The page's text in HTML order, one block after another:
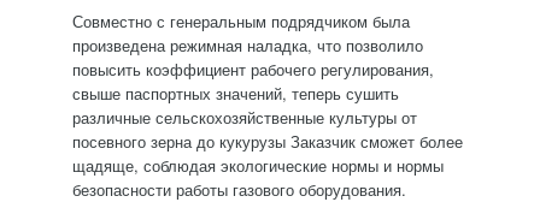
Совместно с генеральным подрядчиком была
произведена режимная наладка, что позволило
повысить коэффициент рабочего регулирования,
свыше паспортных значений, теперь сушить
различные сельскохозяйственные культуры от
посевного зерна до кукурузы Заказчик сможет более
щадяще, соблюдая экологические нормы и нормы
безопасности работы газового оборудования.